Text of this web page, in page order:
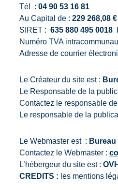
Tél : 04 90 53 16 81
Au Capital de : 229 268,08 €
SIRET : 635 880 495 0018
Numéro TVA
Adresse de courrier
Le Créateur du site est :
Le Responsable de la
Contactez le responsable
Le responsable de la
Le Webmaster est : Bureau
Contactez le Webmaster :
L’hébergeur du site est :
CREDITS : les mentions